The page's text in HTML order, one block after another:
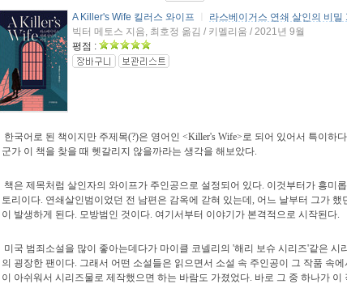
A Killer's Wife 킬러스 와이프
라스베이거스 연쇄 살인의 비밀
빅터 메토스 지음, 최호정 옮김 / 키멜리움 / 2021년 9월
평점 :
한국어로 된 책이지만 주제목(?)은 영어인 <Killer's Wife>로 되어 있어서 특이하
군가 이 책을 찾을 때 헷갈리지 않을까라는 생각을 해보았다.
책은 제목처럼 살인자의 와이프가 주인공으로 설정되어 있다. 이것부터가 흥미
토리이다. 연쇄살인범이었던 전 남편은 감옥에 갇혀 있는데, 어느 날부터 그가 했
이 발생하게 된다. 모방범인 것이다. 여기서부터 이야기가 본격적으로 시작된다.
미국 범죄소설을 많이 좋아는데다가 마이클 코넬리의 '해리 보슈 시리즈'같은 시
의 굉장한 팬이다. 그래서 어떤 소설들은 읽으면서 소설 속 주인공이 그 작품 속
이 아쉬워서 시리즈물로 제작했으면 하는 바람도 가졌었다. 바로 그 중 하나가 이